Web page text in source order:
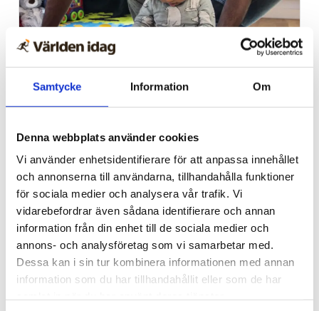
Samtycke Information Om
Denna webbplats använder cookies
Vi använder enhetsidentifierare för att anpassa innehållet
och annonserna till användarna, tillhandahålla funktioner
för sociala medier och analysera vår trafik. Vi
vidarebefordrar även sådana identifierare och annan
information från din enhet till de sociala medier och
annons- och analysföretag som vi samarbetar med.
Dessa kan i sin tur kombinera informationen med annan
information som du har tillhandahållit eller som de har
Vardag
Blygsam bidrags­höjning
att vänta nästa år